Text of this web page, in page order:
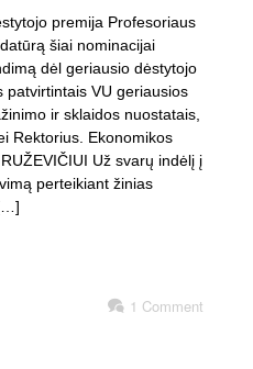
premija Profesoriaus
šiai nominacijai
dėl geriausio dėstytojo
patvirtintais VU geriausios
ir sklaidos nuostatais,
Rektorius. Ekonomikos
Už svarų indėlį į
perteikiant žinias
1 Comment